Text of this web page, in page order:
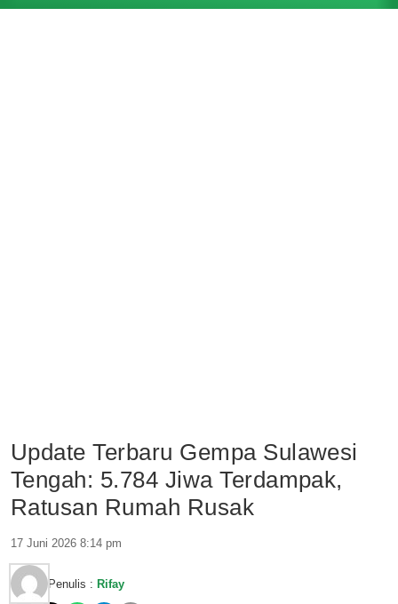
Update Terbaru Gempa Sulawesi
Tengah: 5.784 Jiwa Terdampak,
Ratusan Rumah Rusak
17 Juni 2026 8:14 pm
Penulis : Rifay